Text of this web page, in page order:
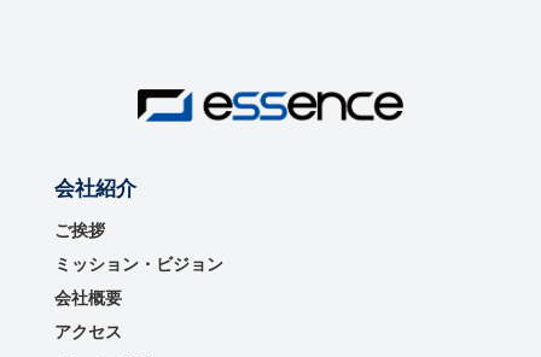
会社紹介
ご挨拶
ミッション・ビジョン
会社概要
アクセス